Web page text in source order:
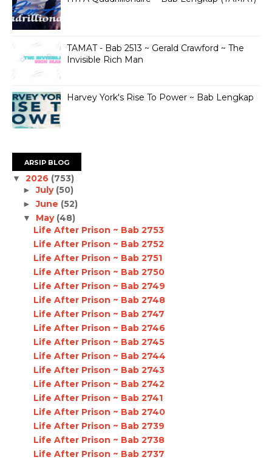
TAMAT - Bab 2513 ~ Gerald Crawford ~ The
Invisible Rich Man
Harvey York's Rise To Power ~ Bab Lengkap
ARSIP BLOG
▼ 2026 (753)
►July (50)
►June (52)
▼ May (48)
Life After Prison ~ Bab 2753
Life After Prison ~ Bab 2752
Life After Prison ~ Bab 2751
Life After Prison ~ Bab 2750
Life After Prison ~ Bab 2749
Life After Prison ~ Bab 2748
Life After Prison ~ Bab 2747
Life After Prison ~ Bab 2746
Life After Prison ~ Bab 2745
Life After Prison ~ Bab 2744
Life After Prison ~ Bab 2743
Life After Prison ~ Bab 2742
Life After Prison ~ Bab 2741
Life After Prison ~ Bab 2740
Life After Prison ~ Bab 2739
Life After Prison ~ Bab 2738
Life After Prison ~ Bab 2737